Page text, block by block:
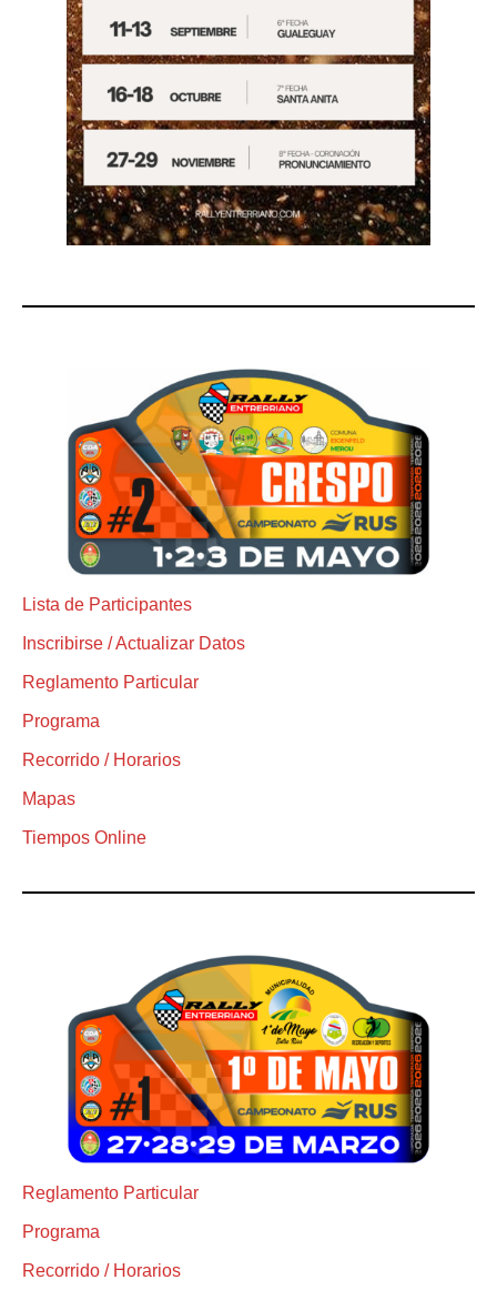
Lista de Participantes
Inscribirse / Actualizar Datos
Reglamento Particular
Programa
Recorrido / Horarios
Mapas
Tiempos Online
Reglamento Particular
Programa
Recorrido / Horarios